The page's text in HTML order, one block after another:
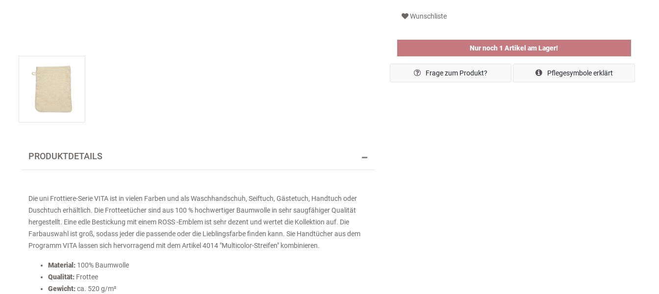
Wunschliste
Nur noch 1 Artikel am Lager!
Frage zum Produkt? Pflegesymbole erklärt
PRODUKTDETAILS
Die uni Frottiere-Serie VITA ist in vielen Farben und als Waschhandschuh, Seiftuch, Gästetuch, Handtuch oder
Duschtuch erhältlich. Die Frotteetücher sind aus 100 % hochwertiger Baumwolle in sehr saugfähiger Qualität
hergestellt. Eine edle Bestickung mit einem ROSS -Emblem ist sehr dezent und wertet die Kollektion auf. Die
Farbauswahl ist groß, sodass jeder die passende oder die Lieblingsfarbe finden kann. Sie Handtücher aus dem
Programm VITA lassen sich hervorragend mit dem Artikel 4014 "Multicolor-Streifen" kombinieren.
Material:100% Baumwolle
Qualität: Frottee
Gewicht:ca. 520 g/m²